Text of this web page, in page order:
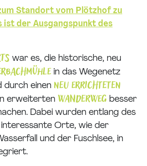
Standort vom Plötzhof zu
ist der Ausgangspunkt des
war es, die historische, neu
in das Wegenetz
durch einen neu errichteten
erweiterten Wanderweg besser
Dabei wurden entlang des
Orte, wie der
und der Fuschlsee, in